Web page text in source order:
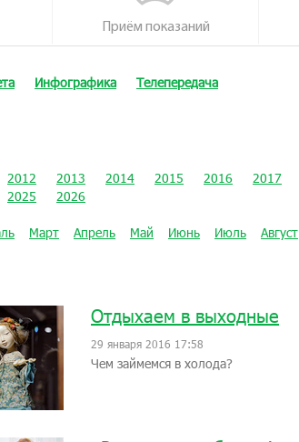
Приём показаний
Инфографика Телепередача
2012 2013 2014 2015 2016 2017
2025 2026
Март Апрель Май Июнь Июль Август
Отдыхаем в выходные
29 января 2016 17:58
Чем займемся в холода?